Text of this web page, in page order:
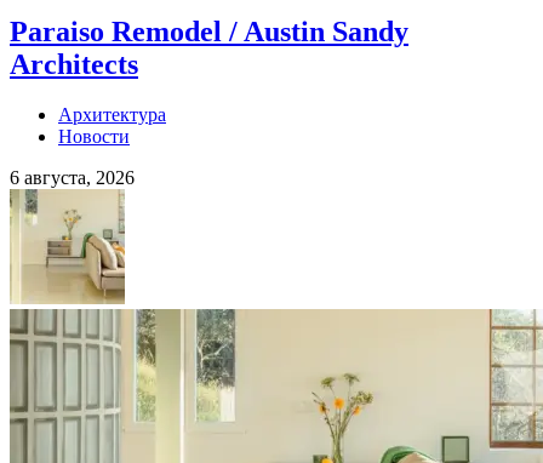
Paraiso Remodel / Austin Sandy
Architects
Архитектура
Новости
6 августа, 2026